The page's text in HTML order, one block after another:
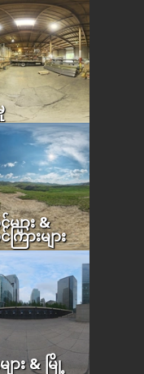
ျား &
ြားများ
ား & မြို့